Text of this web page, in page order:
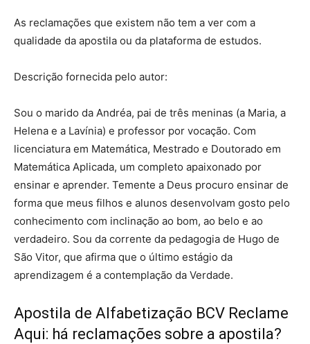
As reclamações que existem não tem a ver com a
qualidade da apostila ou da plataforma de estudos.
Descrição fornecida pelo autor:
Sou o marido da Andréa, pai de três meninas (a Maria, a
Helena e a Lavínia) e professor por vocação. Com
licenciatura em Matemática, Mestrado e Doutorado em
Matemática Aplicada, um completo apaixonado por
ensinar e aprender. Temente a Deus procuro ensinar de
forma que meus filhos e alunos desenvolvam gosto pelo
conhecimento com inclinação ao bom, ao belo e ao
verdadeiro. Sou da corrente da pedagogia de Hugo de
São Vitor, que afirma que o último estágio da
aprendizagem é a contemplação da Verdade.
Apostila de Alfabetização BCV Reclame
Aqui: há reclamações sobre a apostila?